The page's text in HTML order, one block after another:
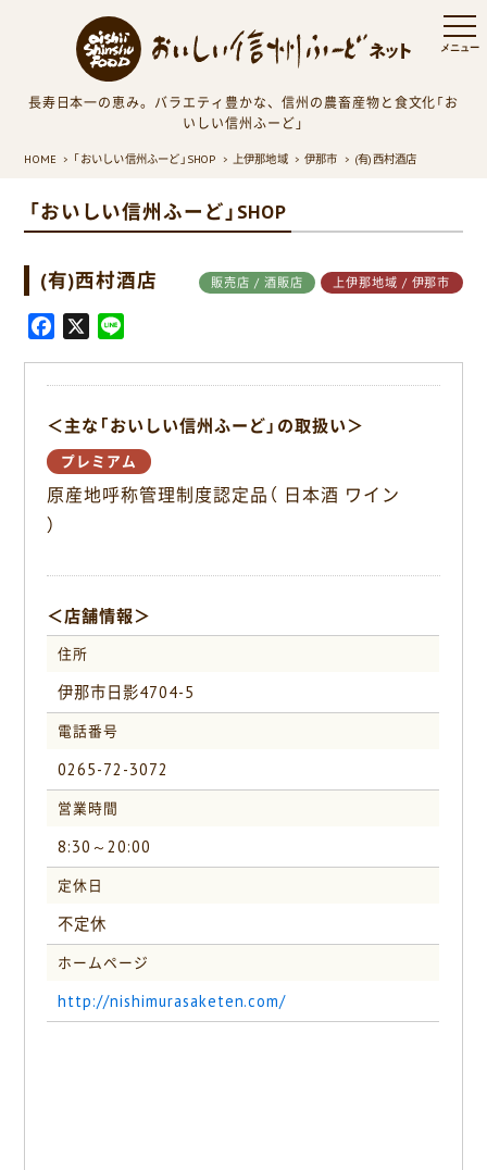
長寿日本一の恵み。バラエティ豊かな、信州の農畜産物と食文化「お
いしい信州ふーど」
HOME 「おいしい信州ふーど」SHOP 上伊那地域 伊那市 (有)西村酒店
「おいしい信州ふーど」SHOP
(有)西村酒店 販売店 / 酒販店 上伊那地域 / 伊那市
b
o
o
k
X
＜主な「おいしい信州ふーど」の取扱い＞
プレミアム
原産地呼称管理制度認定品（ 日本酒 ワイン
）
＜店舗情報＞
住所
伊那市日影4704-5
電話番号
0265-72-3072
営業時間
8:30～20:00
定休日
不定休
ホームページ
http://nishimurasaketen.com/